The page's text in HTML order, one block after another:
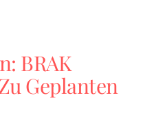
BRAK
Geplanten